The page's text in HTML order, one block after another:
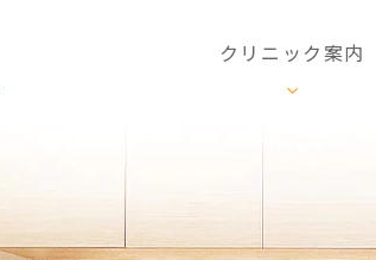
クリニック案内